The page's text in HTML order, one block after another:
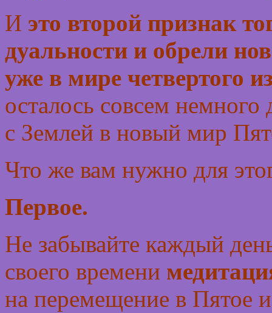
И это второй признак
дуальности и обрели
уже в мире четвертого
осталось совсем
с Землей в новый мир
Что же вам нужно для
Первое.
Не забывайте каждый
своего времени
на перемещение в Пятое